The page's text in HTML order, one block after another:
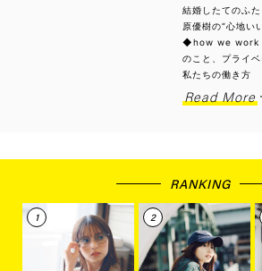
結婚したてのふ
原優樹の“心地い
◆how we work
のこと、プライ
私たちの働き方
Read More
RANKING